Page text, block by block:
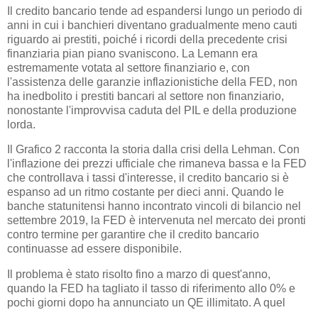
Il credito bancario tende ad espandersi lungo un periodo di
anni in cui i banchieri diventano gradualmente meno cauti
riguardo ai prestiti, poiché i ricordi della precedente crisi
finanziaria pian piano svaniscono. La Lemann era
estremamente votata al settore finanziario e, con
l'assistenza delle garanzie inflazionistiche della FED, non
ha inedbolito i prestiti bancari al settore non finanziario,
nonostante l'improvvisa caduta del PIL e della produzione
lorda.
Il Grafico 2 racconta la storia dalla crisi della Lehman. Con
l'inflazione dei prezzi ufficiale che rimaneva bassa e la FED
che controllava i tassi d'interesse, il credito bancario si è
espanso ad un ritmo costante per dieci anni. Quando le
banche statunitensi hanno incontrato vincoli di bilancio nel
settembre 2019, la FED è intervenuta nel mercato dei pronti
contro termine per garantire che il credito bancario
continuasse ad essere disponibile.
Il problema è stato risolto fino a marzo di quest'anno,
quando la FED ha tagliato il tasso di riferimento allo 0% e
pochi giorni dopo ha annunciato un QE illimitato. A quel